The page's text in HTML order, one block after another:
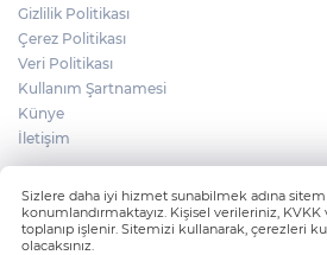
Gizlilik Politikası
Çerez Politikası
Veri Politikası
Kullanım Şartnamesi
Künye
İletişim
HABER YAZILIMIve TURKTICARET.NET
Sizlere daha iyi hizmet sunabilmek adına
konumlandırmaktayız. Kişisel verileriniz, KVKK
toplanıp işlenir. Sitemizi kullanarak, çerezleri
olacaksınız.